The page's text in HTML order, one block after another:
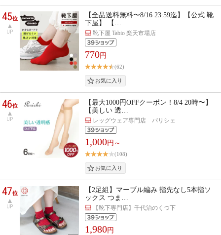
45位
UP
【全品送料無料〜8/16 23:59迄】【公式 靴
下屋】 【…
靴下屋 Tabio 楽天市場店
770円
(62)
46位
UP
【最大1000円OFFクーポン！8/4 20時〜】
【美しい 透…
レッグウェア専門店 パリシェ
1,000円～
(108)
47位
UP
【2足組】マーブル編み 指先なし5本指ソ
ックス つま…
【靴下専門店】千代治のくつ下
1,980円